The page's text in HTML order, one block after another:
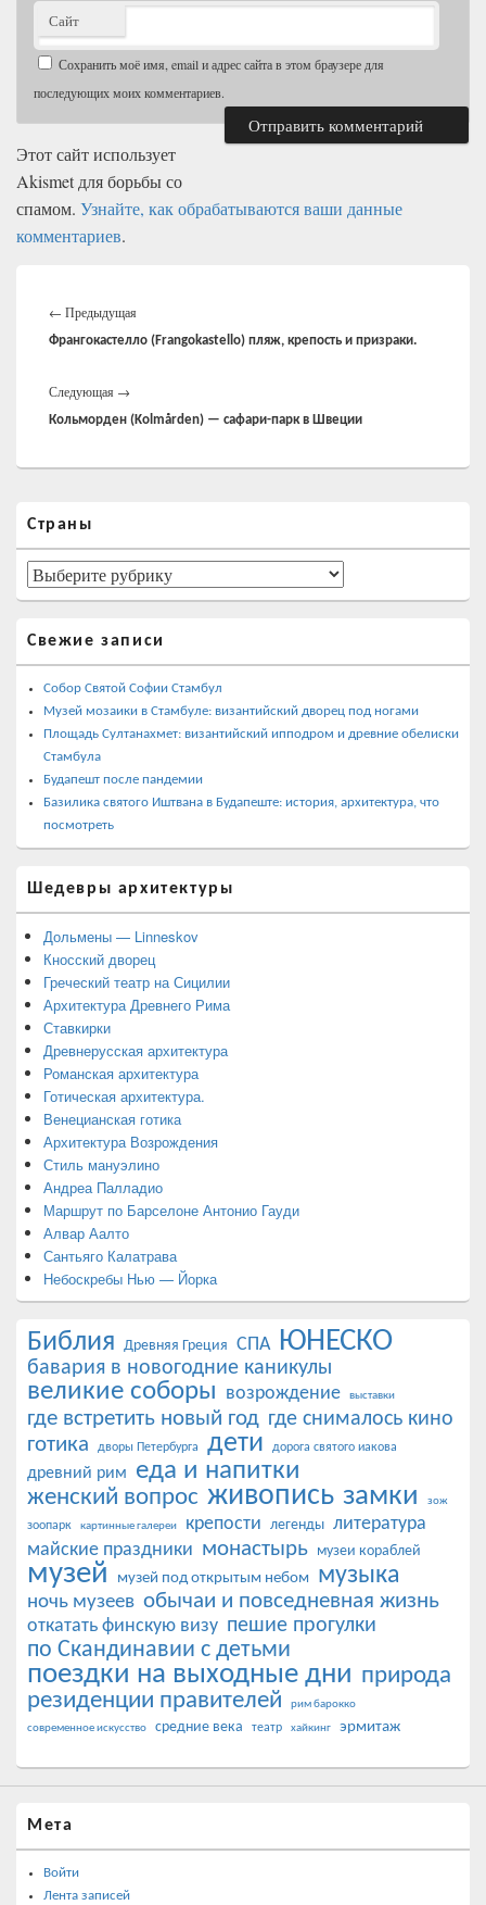
Сайт
Сохранить моё имя, email и адрес сайта в этом браузере для
последующих моих комментариев.
Этот сайт использует
Akismet для борьбы со
спамом. Узнайте, как обрабатываются ваши данные
комментариев.
по
записям
← Предыдущая
запись:
Франгокастелло (Frangokastello) пляж, крепость и призраки.
Следующая →
запись:
Кольморден (Kolmården) — сафари-парк в Швеции
основной
боковой
панели
Страны
Страны
Свежие записи
Собор Святой Софии Стамбул
Музей мозаики в Стамбуле: византийский дворец под ногами
Площадь Султанахмет: византийский ипподром и древние обелиски
Стамбула
Будапешт после пандемии
Базилика святого Иштвана в Будапеште: история, архитектура, что
посмотреть
Шедевры архитектуры
Дольмены — Linneskov
Кносский дворец
Греческий театр на Сицилии
Архитектура Древнего Рима
Ставкирки
Древнерусская архитектура
Романская архитектура
Готическая архитектура.
Венецианская готика
Архитектура Возрождения
Стиль мануэлино
Андреа Палладио
Маршрут по Барселоне Антонио Гауди
Алвар Аалто
Сантьяго Калатрава
Небоскребы Нью — Йорка
Библия Древняя Греция СПА ЮНЕСКО
бавария в новогодние каникулы
великие соборы возрождение выставки
где встретить новый год где снималось кино
готика дворы Петербурга дети дорога святого иакова
древний рим еда и напитки
женский вопрос живопись замки зож
зоопарк картинные галереи крепости легенды литература
майские праздники монастырь музеи кораблей
музей музей под открытым небом музыка
ночь музеев обычаи и повседневная жизнь
откатать финскую визу пешие прогулки
по Скандинавии с детьми
поездки на выходные дни природа
резиденции правителей
рим барокко
современное искусство
средние века театр хайкинг эрмитаж
Мета
Войти
Лента записей